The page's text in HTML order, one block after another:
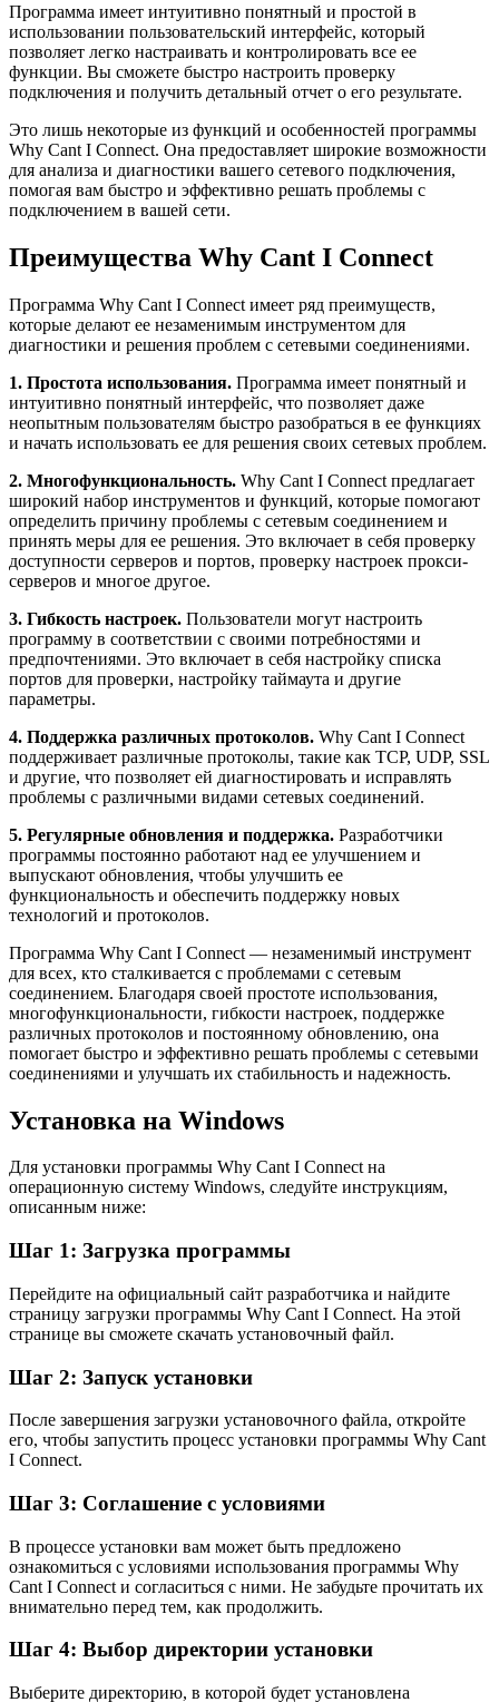
Программа имеет интуитивно понятный и простой в
использовании пользовательский интерфейс, который
позволяет легко настраивать и контролировать все ее
функции. Вы сможете быстро настроить проверку
подключения и получить детальный отчет о его результате.
Это лишь некоторые из функций и особенностей программы
Why Cant I Connect. Она предоставляет широкие возможности
для анализа и диагностики вашего сетевого подключения,
помогая вам быстро и эффективно решать проблемы с
подключением в вашей сети.
Преимущества Why Cant I Connect
Программа Why Cant I Connect имеет ряд преимуществ,
которые делают ее незаменимым инструментом для
диагностики и решения проблем с сетевыми соединениями.
1. Простота использования. Программа имеет понятный и
интуитивно понятный интерфейс, что позволяет даже
неопытным пользователям быстро разобраться в ее функциях
и начать использовать ее для решения своих сетевых проблем.
2. Многофункциональность. Why Cant I Connect предлагает
широкий набор инструментов и функций, которые помогают
определить причину проблемы с сетевым соединением и
принять меры для ее решения. Это включает в себя проверку
доступности серверов и портов, проверку настроек прокси-
серверов и многое другое.
3. Гибкость настроек. Пользователи могут настроить
программу в соответствии с своими потребностями и
предпочтениями. Это включает в себя настройку списка
портов для проверки, настройку таймаута и другие
параметры.
4. Поддержка различных протоколов. Why Cant I Connect
поддерживает различные протоколы, такие как TCP, UDP, SSL
и другие, что позволяет ей диагностировать и исправлять
проблемы с различными видами сетевых соединений.
5. Регулярные обновления и поддержка. Разработчики
программы постоянно работают над ее улучшением и
выпускают обновления, чтобы улучшить ее
функциональность и обеспечить поддержку новых
технологий и протоколов.
Программа Why Cant I Connect — незаменимый инструмент
для всех, кто сталкивается с проблемами с сетевым
соединением. Благодаря своей простоте использования,
многофункциональности, гибкости настроек, поддержке
различных протоколов и постоянному обновлению, она
помогает быстро и эффективно решать проблемы с сетевыми
соединениями и улучшать их стабильность и надежность.
Установка на Windows
Для установки программы Why Cant I Connect на
операционную систему Windows, следуйте инструкциям,
описанным ниже:
Шаг 1: Загрузка программы
Перейдите на официальный сайт разработчика и найдите
страницу загрузки программы Why Cant I Connect. На этой
странице вы сможете скачать установочный файл.
Шаг 2: Запуск установки
После завершения загрузки установочного файла, откройте
его, чтобы запустить процесс установки программы Why Cant
I Connect.
Шаг 3: Соглашение с условиями
В процессе установки вам может быть предложено
ознакомиться с условиями использования программы Why
Cant I Connect и согласиться с ними. Не забудьте прочитать их
внимательно перед тем, как продолжить.
Шаг 4: Выбор директории установки
Выберите директорию, в которой будет установлена